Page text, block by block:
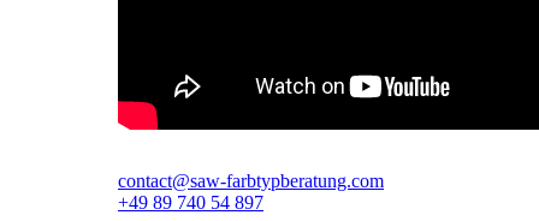
contact@saw-farbtypberatung.com
+49 89 740 54 897